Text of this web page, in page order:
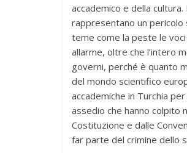
accademico e della
rappresentano un
teme come la peste le
allarme, oltre che l’intero
governi, perché è quanto
del mondo scientifico
accademiche in Turchia
assedio che hanno colpito
Costituzione e dalle
far parte del crimine dello